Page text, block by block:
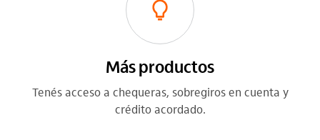
Más productos
Tenés acceso a chequeras, sobregiros en cuenta y
crédito acordado.